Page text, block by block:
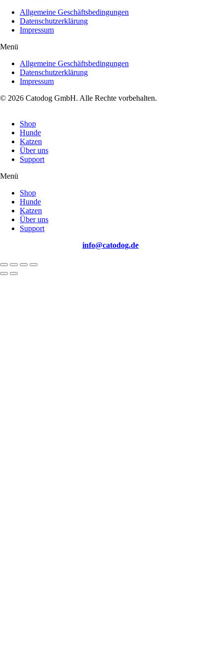
Allgemeine Geschäftsbedingungen
Datenschutzerklärung
Impressum
Menü
Allgemeine Geschäftsbedingungen
Datenschutzerklärung
Impressum
© 2026 Catodog GmbH. Alle Rechte vorbehalten.
Shop
Hunde
Katzen
Über uns
Support
Menü
Shop
Hunde
Katzen
Über uns
Support
info@catodog.de